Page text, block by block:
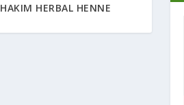
HAKIM HERBAL HENNE